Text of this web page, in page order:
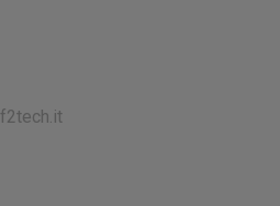
f2tech.it